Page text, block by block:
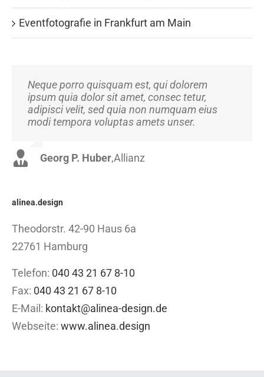
Eventfotografie in Frankfurt am Main
Neque porro quisquam est, qui dolorem
ipsum quia dolor sit amet, consec tetur,
adipisci velit, sed quia non numquam eius
modi tempora voluptas amets unser.
Georg P. Huber,Allianz
Aliquam erat volutpat. Quisque at est id ligula
facilisis laoreet eget pulvinar nibh.
Suspendisse at ultrices dui. Curabitur ac felis
arcu sadips ipsums fugiats nemis.
Luke Beck,Theme Fusion
alinea.design
Theodorstr. 42-90 Haus 6a
22761 Hamburg
Telefon: 040 43 21 67 8-10
Fax: 040 43 21 67 8-10
E-Mail: kontakt@alinea-design.de
Webseite: www.alinea.design